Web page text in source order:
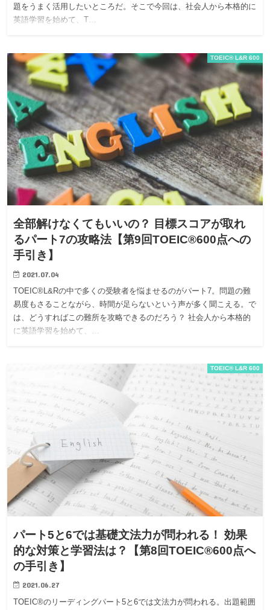
題をうまく活用したいところだ。そこで今回は、社会人から本格的に
英語学習を始めて、T…
TOEIC® L&R 600
全部解けなくてもいいの？ 目標スコアが取れ
るパート7の攻略法【第9回TOEIC®600点への
手引き】
2021.07.04
TOEIC®L&Rの中で多くの受験者を悩ませるのがパート7。問題の難
易度もさることながら、時間が足らないという声が多く聞こえる。で
は、どうすればこの難所を攻略できるのだろう？ 社会人から本格的
に英語学習を始めて、…
TOEIC® L&R 600
パート5と6では基礎文法力が問われる！ 効果
的な対策と学習法は？【第8回TOEIC®600点へ
の手引き】
2021.06.27
TOEIC®のリーディングパート5と6では文法力が問われる。出題範囲